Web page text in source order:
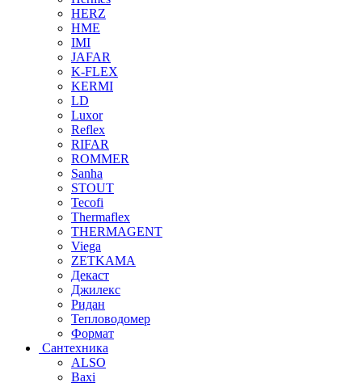
HERZ
HME
IMI
JAFAR
K-FLEX
KERMI
LD
Luxor
Reflex
RIFAR
ROMMER
Sanha
STOUT
Tecofi
Thermaflex
THERMAGENT
Viega
ZETKAMA
Декаст
Джилекс
Ридан
Тепловодомер
Формат
Сантехника
ALSO
Baxi